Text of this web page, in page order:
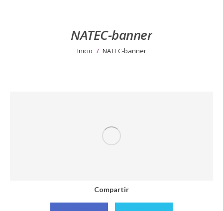
NATEC-banner
Estás aquí:
Inicio NATEC-banner
Compartir